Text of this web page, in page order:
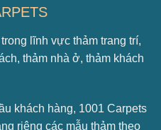
lĩnh vực thảm trang trí,
thảm nhà ở, thảm khách
khách hàng, 1001 Carpets
riêng các mẫu thảm theo